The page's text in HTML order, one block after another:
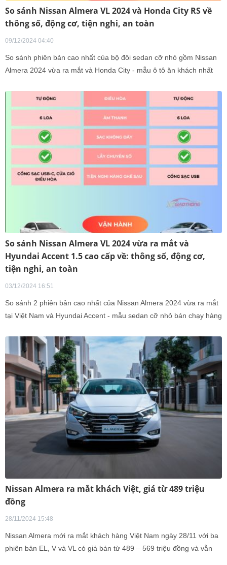
So sánh Nissan Almera VL 2024 và Honda City RS về
thông số, động cơ, tiện nghi, an toàn
09/12/2024 04:40
So sánh phiên bản cao nhất của bộ đôi sedan cỡ nhỏ gồm Nissan
Almera 2024 vừa ra mắt và Honda City - mẫu ô tô ăn khách nhất
So sánh Nissan Almera VL 2024 vừa ra mắt và
Hyundai Accent 1.5 cao cấp về: thông số, động cơ,
tiện nghi, an toàn
03/12/2024 16:51
So sánh 2 phiên bản cao nhất của Nissan Almera 2024 vừa ra mắt
tại Việt Nam và Hyundai Accent - mẫu sedan cỡ nhỏ bán chạy hàng
Nissan Almera ra mắt khách Việt, giá từ 489 triệu
đồng
28/11/2024 15:48
Nissan Almera mới ra mắt khách hàng Việt Nam ngày 28/11 với ba
phiên bản EL, V và VL có giá bán từ 489 – 569 triệu đồng và vẫn